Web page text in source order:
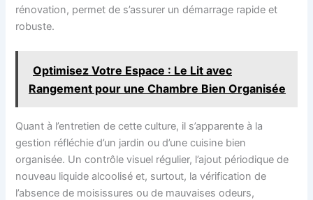
rénovation, permet de s’assurer un démarrage rapide et
robuste.
Optimisez Votre Espace : Le Lit avec
Rangement pour une Chambre Bien Organisée
Quant à l’entretien de cette culture, il s’apparente à la
gestion réfléchie d’un jardin ou d’une cuisine bien
organisée. Un contrôle visuel régulier, l’ajout périodique de
nouveau liquide alcoolisé et, surtout, la vérification de
l’absence de moisissures ou de mauvaises odeurs,